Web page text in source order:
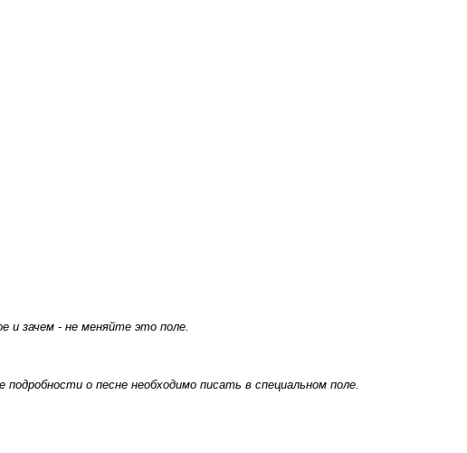
и зачем - не меняйте это поле.
о песне необходимо писать в специальном поле.